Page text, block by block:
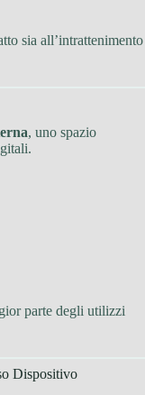
sia all’intrattenimento
, uno spazio
parte degli utilizzi
Dispositivo